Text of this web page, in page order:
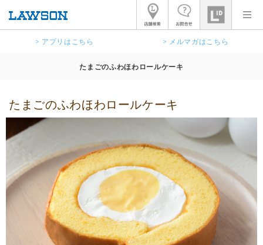
> アプリはこちら > メルマガはこちら
たまごのふわほわロールケーキ
たまごのふわほわロールケーキ